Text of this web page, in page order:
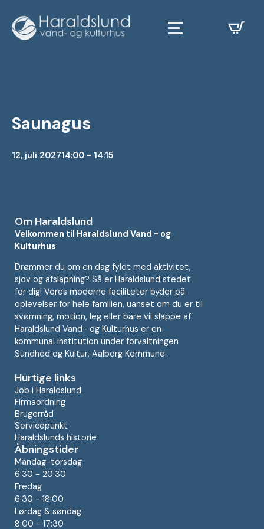
Saunagus
12, juli 202714:00 - 14:15
Om Haraldslund
Velkommen til Haraldslund Vand - og
Kulturhus
Drømmer du om en dag fyldt med aktivitet,
sjov og afslapning? Så er Haraldslund stedet
for dig! Vores moderne faciliteter byder på
oplevelser for hele familien, uanset om du er til
svømning, motion, leg eller bare vil slappe af.
Haraldslund Vand- og Kulturhus er en
kommunal institution under forvaltningen
Sundhed og Kultur, Aalborg Kommune.
Hurtige links
Job i Haraldslund
Firmaordning
Brugerråd
Servicepunkt
Haraldslunds historie
Åbningstider
Mandag-torsdag
6:30 - 20:30
Fredag
6:30 - 18:00
Lørdag & søndag
8:00 - 17:30